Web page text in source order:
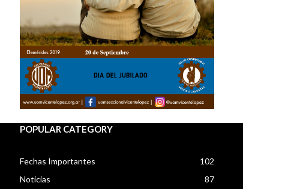
POPULAR CATEGORY
Fechas Importantes
102
Noticias
87